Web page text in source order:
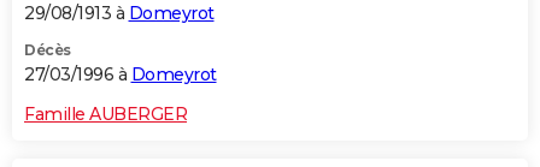
29/08/1913 à Domeyrot
Décès
27/03/1996 à Domeyrot
Famille AUBERGER